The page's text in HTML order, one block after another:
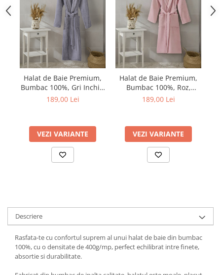
Halat de Baie Premium,
Bumbac 100%, Gri Inchis,
Ambalat in Cutie Cadou
189,00 Lei
VEZI VARIANTE
Halat de Baie Premium,
Bumbac 100%, Roz,
Ambalat in Cutie Cadou
189,00 Lei
VEZI VARIANTE
Descriere
Rasfata-te cu confortul suprem al unui halat de baie din bumbac
100%, cu o densitate de 400g/mp, perfect echilibrat intre finete,
absortie si durabilitate.